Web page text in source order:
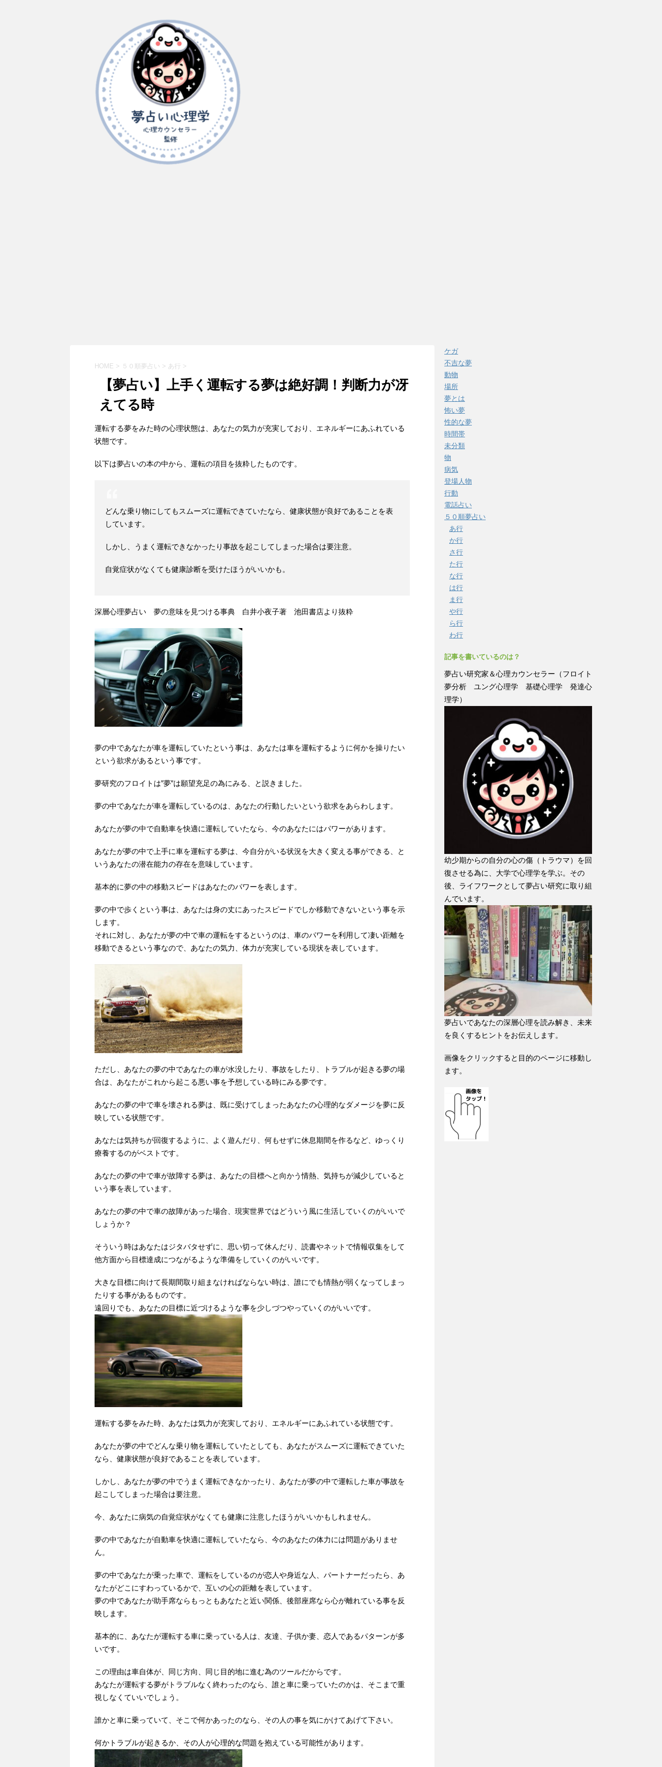
HOME > ５０順夢占い > あ行 >
【夢占い】上手く運転する夢は絶好調！判断力が冴
えてる時
運転する夢をみた時の心理状態は、あなたの気力が充実しており、エネルギーにあふれている
状態です。
以下は夢占いの本の中から、運転の項目を抜粋したものです。
どんな乗り物にしてもスムーズに運転できていたなら、健康状態が良好であることを表
しています。
しかし、うまく運転できなかったり事故を起こしてしまった場合は要注意。
自覚症状がなくても健康診断を受けたほうがいいかも。
深層心理夢占い 夢の意味を見つける事典 白井小夜子著 池田書店より抜粋
夢の中であなたが車を運転していたという事は、あなたは車を運転するように何かを操りたい
という欲求があるという事です。
夢研究のフロイトは”夢”は願望充足の為にみる、と説きました。
夢の中であなたが車を運転しているのは、あなたの行動したいという欲求をあらわします。
あなたが夢の中で自動車を快適に運転していたなら、今のあなたにはパワーがあります。
あなたが夢の中で上手に車を運転する夢は、今自分がいる状況を大きく変える事ができる、と
いうあなたの潜在能力の存在を意味しています。
基本的に夢の中の移動スピードはあなたのパワーを表します。
夢の中で歩くという事は、あなたは身の丈にあったスピードでしか移動できないという事を示
します。
それに対し、あなたが夢の中で車の運転をするというのは、車のパワーを利用して凄い距離を
移動できるという事なので、あなたの気力、体力が充実している現状を表しています。
ただし、あなたの夢の中であなたの車が水没したり、事故をしたり、トラブルが起きる夢の場
合は、あなたがこれから起こる悪い事を予想している時にみる夢です。
あなたの夢の中で車を壊される夢は、既に受けてしまったあなたの心理的なダメージを夢に反
映している状態です。
あなたは気持ちが回復するように、よく遊んだり、何もせずに休息期間を作るなど、ゆっくり
療養するのがベストです。
あなたの夢の中で車が故障する夢は、あなたの目標へと向かう情熱、気持ちが減少していると
いう事を表しています。
あなたの夢の中で車の故障があった場合、現実世界ではどういう風に生活していくのがいいで
しょうか？
そういう時はあなたはジタバタせずに、思い切って休んだり、読書やネットで情報収集をして
他方面から目標達成につながるような準備をしていくのがいいです。
大きな目標に向けて長期間取り組まなければならない時は、誰にでも情熱が弱くなってしまっ
たりする事があるものです。
遠回りでも、あなたの目標に近づけるような事を少しづつやっていくのがいいです。
運転する夢をみた時、あなたは気力が充実しており、エネルギーにあふれている状態です。
あなたが夢の中でどんな乗り物を運転していたとしても、あなたがスムーズに運転できていた
なら、健康状態が良好であることを表しています。
しかし、あなたが夢の中でうまく運転できなかったり、あなたが夢の中で運転した車が事故を
起こしてしまった場合は要注意。
今、あなたに病気の自覚症状がなくても健康に注意したほうがいいかもしれません。
夢の中であなたが自動車を快適に運転していたなら、今のあなたの体力には問題がありませ
ん。
夢の中であなたが乗った車で、運転をしているのが恋人や身近な人、パートナーだったら、あ
なたがどこにすわっているかで、互いの心の距離を表しています。
夢の中であなたが助手席ならもっともあなたと近い関係、後部座席なら心が離れている事を反
映します。
基本的に、あなたが運転する車に乗っている人は、友達、子供か妻、恋人であるパターンが多
いです。
この理由は車自体が、同じ方向、同じ目的地に進む為のツールだからです。
あなたが運転する夢がトラブルなく終わったのなら、誰と車に乗っていたのかは、そこまで重
視しなくていいでしょう。
誰かと車に乗っていて、そこで何かあったのなら、その人の事を気にかけてあげて下さい。
何かトラブルが起きるか、その人が心理的な問題を抱えている可能性があります。
ケガ
不吉な夢
動物
場所
夢とは
怖い夢
性的な夢
時間帯
未分類
物
病気
登場人物
行動
電話占い
５０順夢占い
あ行
か行
さ行
た行
な行
は行
ま行
や行
ら行
わ行
記事を書いているのは？
夢占い研究家＆心理カウンセラー（フロイト
夢分析 ユング心理学 基礎心理学 発達心
理学）
幼少期からの自分の心の傷（トラウマ）を回
復させる為に、大学で心理学を学ぶ。その
後、ライフワークとして夢占い研究に取り組
んでいます。
夢占いであなたの深層心理を読み解き、未来
を良くするヒントをお伝えします。
画像をクリックすると目的のページに移動し
ます。